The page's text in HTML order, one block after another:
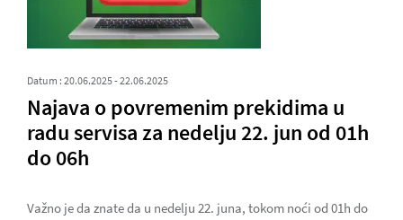
Datum : 20.06.2025 - 22.06.2025
Najava o povremenim prekidima u
radu servisa za nedelju 22. jun od 01h
do 06h
Važno je da znate da u nedelju 22. juna, tokom noći od 01h do